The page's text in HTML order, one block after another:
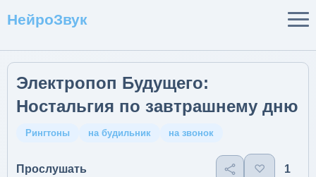
НейроЗвук
Электропоп Будущего:
Ностальгия по завтрашнему дню
Рингтоны на будильник на звонок
Прослушать ♡ 1